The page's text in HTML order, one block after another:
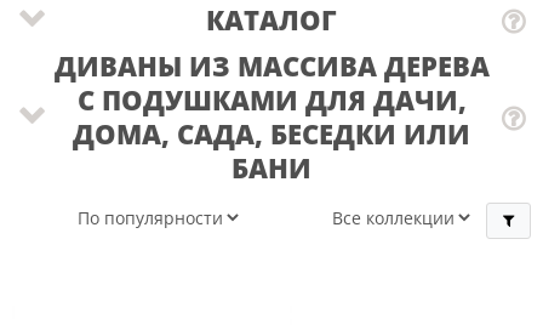
ДИВАНЫ ИЗ МАССИВА ДЕРЕВА
С ПОДУШКАМИ ДЛЯ ДАЧИ,
ДОМА, САДА, БЕСЕДКИ ИЛИ
БАНИ
КАТАЛОГ